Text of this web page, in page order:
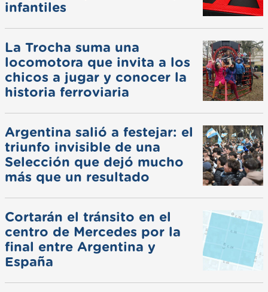
infantiles
La Trocha suma una
locomotora que invita a los
chicos a jugar y conocer la
historia ferroviaria
Argentina salió a festejar: el
triunfo invisible de una
Selección que dejó mucho
más que un resultado
Cortarán el tránsito en el
centro de Mercedes por la
final entre Argentina y
España